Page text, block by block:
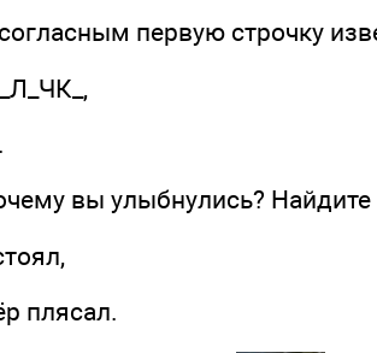
первую строчку
вы улыбнулись?
плясал.